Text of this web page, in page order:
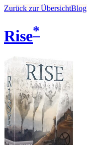
Zurück zur ÜbersichtBlog
Rise*